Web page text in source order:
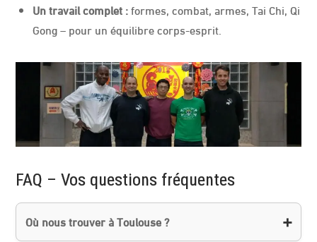
Un travail complet :formes, combat, armes, Tai Chi, Qi
Gong – pour un équilibre corps-esprit.
FAQ – Vos questions fréquentes
Où nous trouver à Toulouse ?